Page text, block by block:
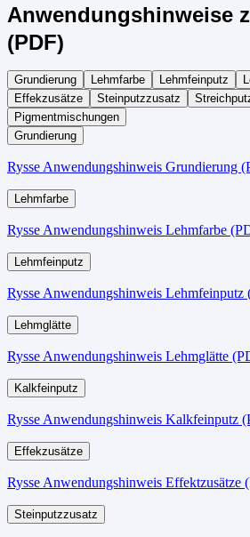
Anwendungshinweise
(PDF)
Grundierung Lehmfarbe Lehmfeinputz
Effekzusätze
Steinputzzusatz
Pigmentmischungen
Grundierung
Rysse Anwendungshinweis Grundierung
Lehmfarbe
Rysse Anwendungshinweis Lehmfarbe
Lehmfeinputz
Rysse Anwendungshinweis Lehmfeinputz
Lehmglätte
Rysse Anwendungshinweis Lehmglätte
Kalkfeinputz
Rysse Anwendungshinweis Kalkfeinputz
Effekzusätze
Rysse Anwendungshinweis Effektzusätze
Steinputzzusatz